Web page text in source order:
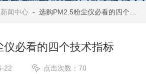
新闻中心 - 选购PM2.5粉尘仪必看的四个技术指标
仪必看的四个技术指标
22 点击次数：70